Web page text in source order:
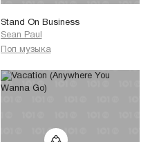
Stand On Business
Sean Paul
Поп музыка